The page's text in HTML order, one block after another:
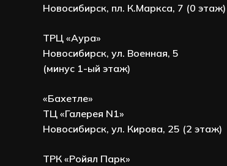
Новосибирск, пл. К.Маркса, 7 (0 этаж)
ТРЦ «Аура»
Новосибирск, ул. Военная, 5
(минус 1-ый этаж)
«Бахетле»
ТЦ «Галерея N1»
Новосибирск, ул. Кирова, 25 (2 этаж)
ТРК «Ройял Парк»